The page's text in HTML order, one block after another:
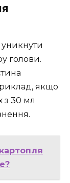
голови.
якщо
з 30 мл